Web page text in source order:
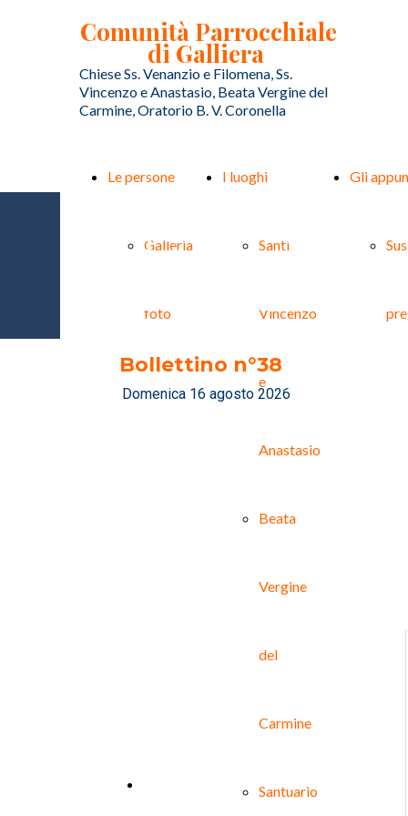
Chiese Ss. Venanzio e Filomena, Ss.
Vincenzo e Anastasio, Beata Vergine del
Carmine, Oratorio B. V. Coronella
Comunità Parrocchiale
di Galliera
Le persone
Galleria
foto
I luoghi
Santi
Vincenzo
e
Anastasio
Beata
Vergine
del
Carmine
Santuario
Gli
In Parrocchia
Chiesa 2026
Bollettino n°38
Domenica 16 agosto 2026